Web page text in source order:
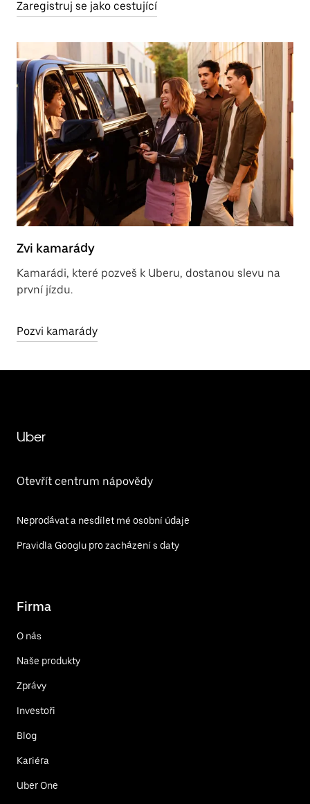
Zaregistruj se jako cestující
Zvi kamarády
Kamarádi, které pozveš k Uberu, dostanou slevu na
první jízdu.
Pozvi kamarády
Uber
Otevřít centrum nápovědy
Neprodávat a nesdílet mé osobní údaje
Pravidla Googlu pro zacházení s daty
Firma
O nás
Naše produkty
Zprávy
Investoři
Blog
Kariéra
Uber One